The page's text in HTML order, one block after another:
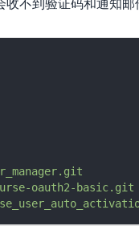
oauth2-basic.git